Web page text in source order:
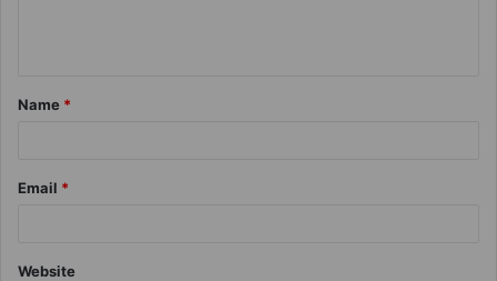
Name *
Email *
Website